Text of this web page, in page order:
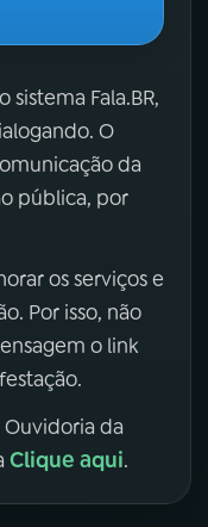
Fala.BR,
O
da
pública, por
os serviços e
Por isso, não
o link
Ouvidoria da
Clique aqui.